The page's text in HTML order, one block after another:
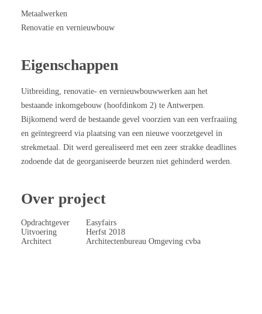
Metaalwerken
Renovatie en vernieuwbouw
Eigenschappen
Uitbreiding, renovatie- en vernieuwbouwwerken aan het
bestaande inkomgebouw (hoofdinkom 2) te Antwerpen.
Bijkomend werd de bestaande gevel voorzien van een verfraaiing
en geïntegreerd via plaatsing van een nieuwe voorzetgevel in
strekmetaal. Dit werd gerealiseerd met een zeer strakke deadlines
zodoende dat de georganiseerde beurzen niet gehinderd werden.
Over project
Opdrachtgever
Easyfairs
Uitvoering
Herfst 2018
Architect
Architectenbureau Omgeving cvba